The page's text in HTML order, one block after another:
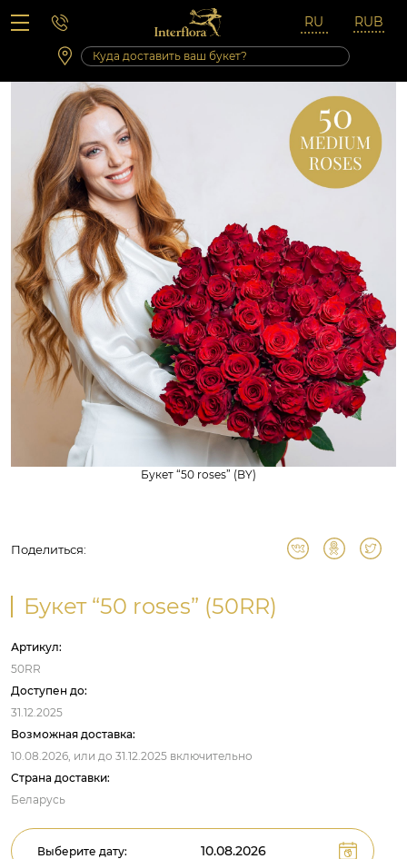
Вопросы-ответы
Сб 10:00 ‐ 14:00
Выходные и праздничные дни
Букет “50 roses” (BY)
Поделиться:
Букет “50 roses” (50RR)
Артикул:
50RR
Доступен до:
31.12.2025
Возможная доставка:
10.08.2026, или до 31.12.2025 включительно
Страна доставки:
Беларусь
Выберите дату: